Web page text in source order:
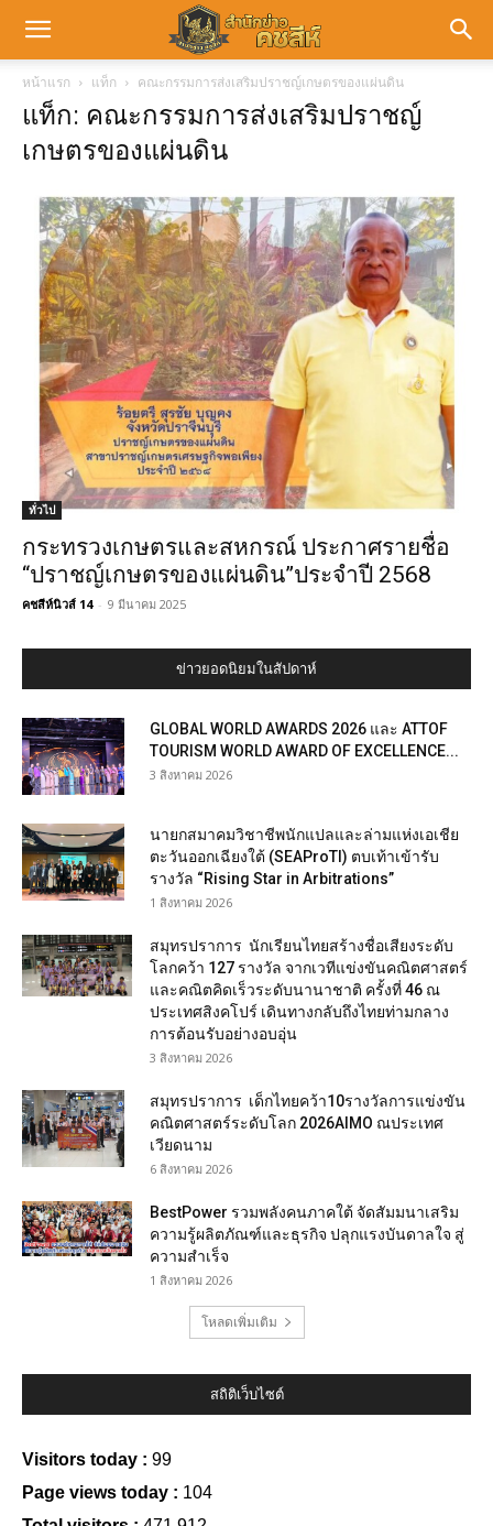
หน้าแรก แท็ก คณะกรรมการส่งเสริมปราชญ์เกษตรของแผ่นดิน
แท็ก: คณะกรรมการส่งเสริมปราชญ์
เกษตรของแผ่นดิน
ทั่วไป
กระทรวงเกษตรและสหกรณ์ ประกาศรายชื่อ
“ปราชญ์เกษตรของแผ่นดิน”ประจำปี 2568
คชสีห์นิวส์ 14 - 9 มีนาคม 2025
ข่าวยอดนิยมในสัปดาห์
GLOBAL WORLD AWARDS 2026 และ ATTOF
TOURISM WORLD AWARD OF EXCELLENCE...
3 สิงหาคม 2026
นายกสมาคมวิชาชีพนักแปลและล่ามแห่งเอเชีย
ตะวันออกเฉียงใต้ (SEAProTI) ตบเท้าเข้ารับ
รางวัล “Rising Star in Arbitrations”
1 สิงหาคม 2026
สมุทรปราการ นักเรียนไทยสร้างชื่อเสียงระดับ
โลกคว้า 127 รางวัล จากเวทีแข่งขันคณิตศาสตร์
และคณิตคิดเร็วระดับนานาชาติ ครั้งที่ 46 ณ
ประเทศสิงคโปร์ เดินทางกลับถึงไทยท่ามกลาง
การต้อนรับอย่างอบอุ่น
3 สิงหาคม 2026
สมุทรปราการ เด็กไทยคว้า10รางวัลการแข่งขัน
คณิตศาสตร์ระดับโลก 2026AIMO ณประเทศ
เวียดนาม
6 สิงหาคม 2026
BestPower รวมพลังคนภาคใต้ จัดสัมมนาเสริม
ความรู้ผลิตภัณฑ์และธุรกิจ ปลุกแรงบันดาลใจ สู่
ความสำเร็จ
1 สิงหาคม 2026
โหลดเพิ่มเติม
สถิติเว็บไซต์
Visitors today : 99
Page views today : 104